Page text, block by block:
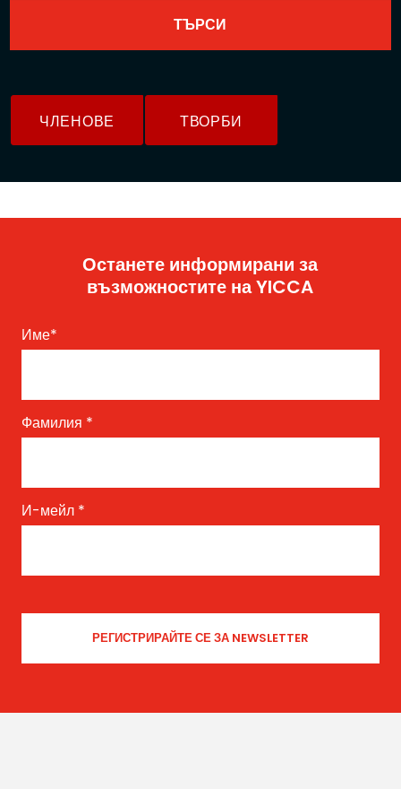
ЧЛЕНОВЕ ТВОРБИ
Останете информирани за
възможностите на YICCA
Име*
Фамилия *
И-мейл *